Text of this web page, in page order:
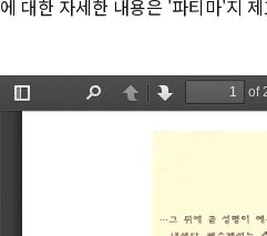
에 대한 자세한 내용은 '파티마'지